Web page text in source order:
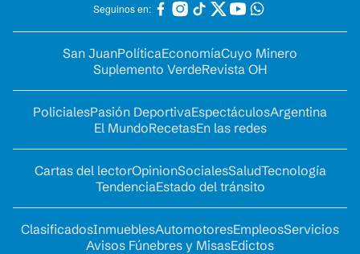
Seguinos en:
San JuanPolíticaEconomíaCuyo Minero
Suplemento VerdeRevista OH
PolicialesPasión DeportivaEspectáculosArgentina
El MundoRecetasEn las redes
Cartas del lectorOpinionSocialesSaludTecnología
TendenciaEstado del tránsito
ClasificadosInmueblesAutomotoresEmpleosServicios
Avisos Fúnebres y MisasEdictos